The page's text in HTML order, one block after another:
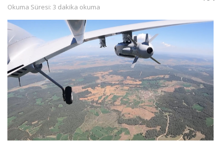
Okuma Süresi: 3 dakika okuma